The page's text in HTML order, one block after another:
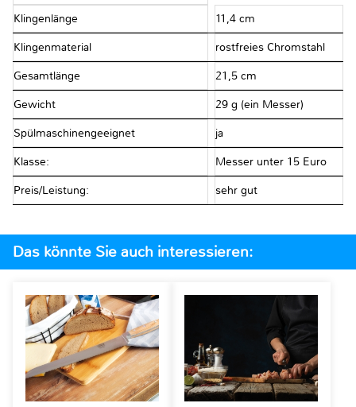
Klingenlänge 11,4 cm
Klingenmaterial rostfreies Chromstahl
Gesamtlänge 21,5 cm
Gewicht 29 g (ein Messer)
Spülmaschinengeeignet ja
Klasse: Messer unter 15 Euro
Preis/Leistung: sehr gut
Das könnte Sie auch interessieren: